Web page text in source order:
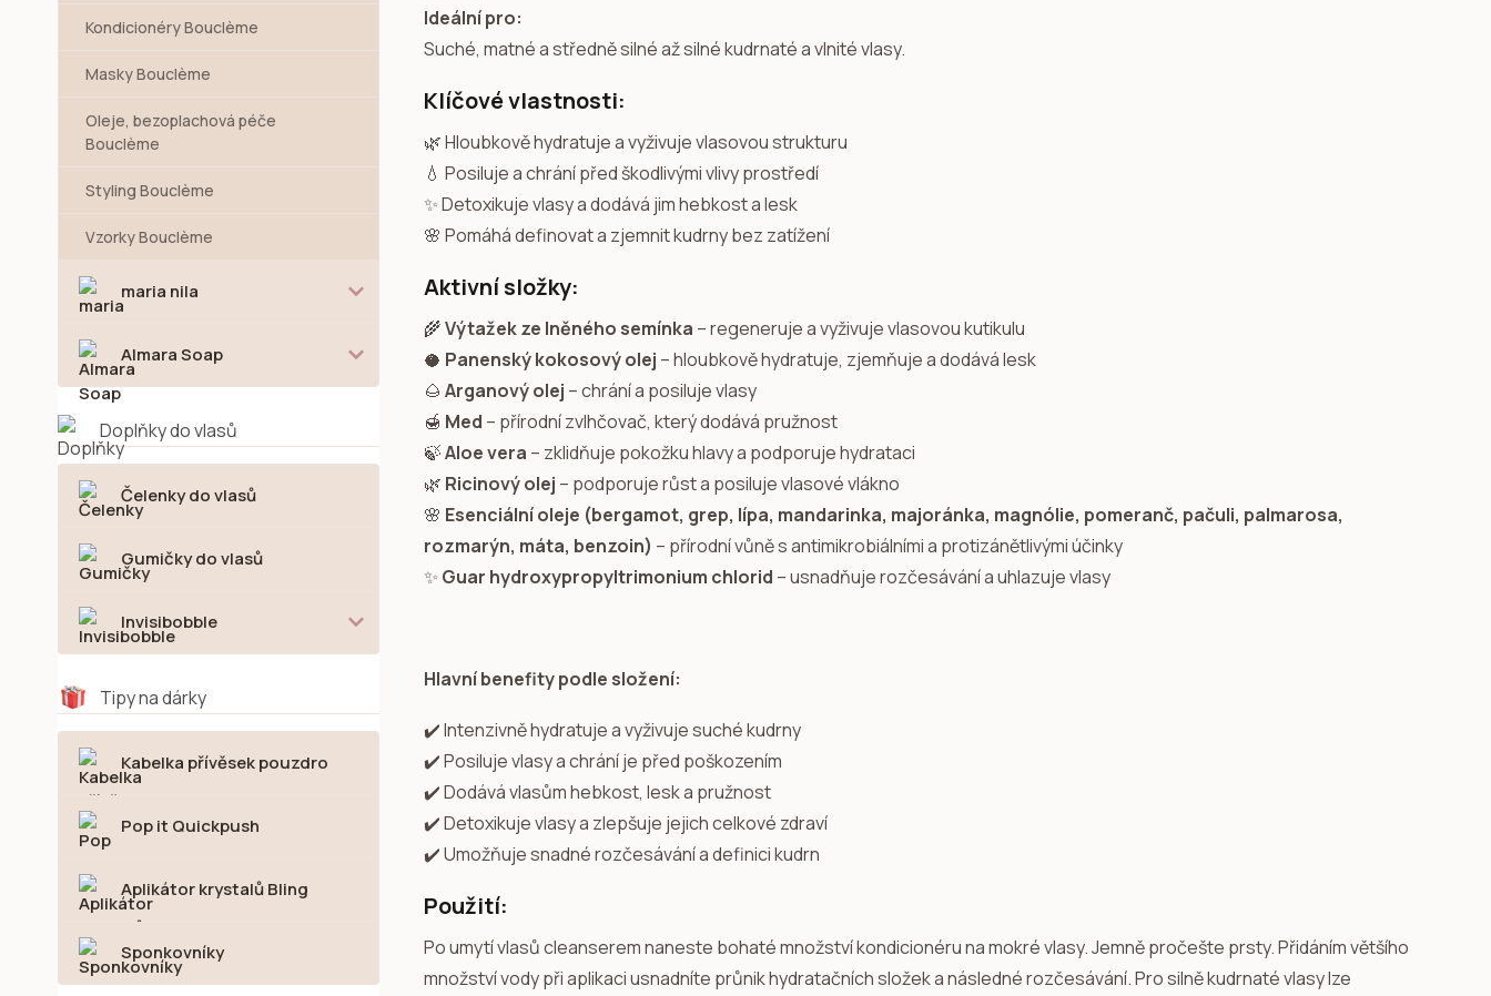
Kondicionéry Bouclème
Masky Bouclème
Oleje, bezoplachová péče
Bouclème
Styling Bouclème
Vzorky Bouclème
maria nila
Almara Soap
Doplňky do vlasů
Čelenky do vlasů
Gumičky do vlasů
Invisibobble
Tipy na dárky
Kabelka přívěsek pouzdro
Pop it Quickpush
Aplikátor krystalů Bling
Sponkovníky
Ideální pro:
Suché, matné a středně silné až silné kudrnaté a vlnité vlasy.
Klíčové vlastnosti:
🌿 Hloubkově hydratuje a vyživuje vlasovou strukturu
💧 Posiluje a chrání před škodlivými vlivy prostředí
✨ Detoxikuje vlasy a dodává jim hebkost a lesk
🌸 Pomáhá definovat a zjemnit kudrny bez zatížení
Aktivní složky:
🌾Výtažek ze lněného semínka – regeneruje a vyživuje vlasovou kutikulu
🥥 Panenský kokosový olej – hloubkově hydratuje, zjemňuje a dodává lesk
🌰 Arganový olej – chrání a posiluje vlasy
🍯 Med – přírodní zvlhčovač, který dodává pružnost
🍃Aloe vera – zklidňuje pokožku hlavy a podporuje hydrataci
🌿 Ricinový olej – podporuje růst a posiluje vlasové vlákno
🌸 Esenciální oleje (bergamot, grep, lípa, mandarinka, majoránka, magnólie, pomeranč, pačuli, palmarosa,
rozmarýn, máta, benzoin) – přírodní vůně s antimikrobiálními a protizánětlivými účinky
✨ Guar hydroxypropyltrimonium chlorid – usnadňuje rozčesávání a uhlazuje vlasy
Hlavní benefity podle složení:
✔️ Intenzivně hydratuje a vyživuje suché kudrny
✔️ Posiluje vlasy a chrání je před poškozením
✔️ Dodává vlasům hebkost, lesk a pružnost
✔️ Detoxikuje vlasy a zlepšuje jejich celkové zdraví
✔️ Umožňuje snadné rozčesávání a definici kudrn
Použití:
Po umytí vlasů cleanserem naneste bohaté množství kondicionéru na mokré vlasy. Jemně pročešte prsty. Přidáním většího
množství vody při aplikaci usnadníte průnik hydratačních složek a následné rozčesávání. Pro silně kudrnaté vlasy lze